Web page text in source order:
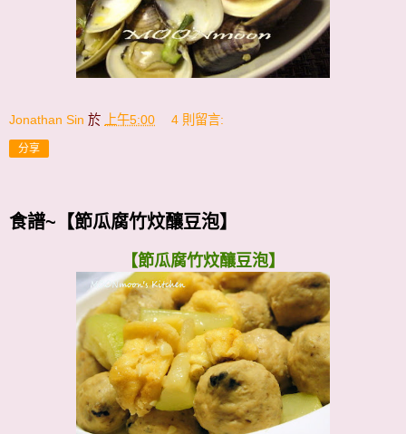
Jonathan Sin 於 上午5:00 4 則留言:
分享
食譜~【節瓜腐竹炆釀豆泡】
【節瓜腐竹炆釀豆泡】